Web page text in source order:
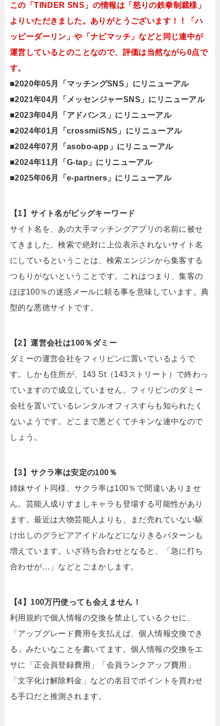
この「TINDER SNS」の情報は「怒りの鉄拳制裁様」
よりいただきました。ありがとうございます！！「ハ
ッピーダーリン」や「ナビマッチ」などと同じ連中が
運営しているとのことなので、評価は当然ながら0点で
す。
■2020年05月「マッチングSNS」にリニューアル
■2021年04月「メッセンジャーSNS」にリニューアル
■2023年04月「アドバンス」にリニューアル
■2024年01月「crossmiiSNS」にリニューアル
■2024年07月「asobo-app」にリニューアル
■2024年11月「G-tap」にリニューアル
■2025年06月「e-partners」にリニューアル
【1】サイト名がビッグキーワード
サイト名を、あの大手マッチングアプリの名前に被せ
てきました。検索で絶対に上位表示されないサイト名
にしているということは、検索エンジンから集客する
つもりがないということです。これはつまり、集客の
ほぼ100％の迷惑メールに頼る事を意味しています。典
型的な悪徳サイトです。
【2】運営会社は100％ダミー
ダミーの運営会社をフィリピンに置いているようで
す。しかも住所が、143 St（143ストリート）で終わっ
ていますので成立していません。フィリピンのダミー
会社を置いているレンタルオフィスすらも知られたく
ないようです。どこまで悪どくてチキンな連中なので
しょう。
【3】サクラ率は安定の100％
姉妹サイト同様、サクラ率は100％で間違いありませ
ん。芸能人成りすましキャラも登場する可能性があり
ます。最近は大物芸能人よりも、まだ売れていない駆
け出しのグラビアアイドルなどになりきるパターンも
増えています。いざ待ち合わせとなると、「急に打ち
合わせが…」などとごまかします。
【4】100万円使っても会えません！
利用規約で個人情報の交換を禁止しているクセに、
「アップグレード費用を支払えば、個人情報交換でき
る」みたいなことを書いてます。個人情報の交換をエ
サに「正会員登録費用」「会員ランクアップ費用」
「文字化け解除料金」などの名目でポイントを買わせ
る手口だと推測されます。